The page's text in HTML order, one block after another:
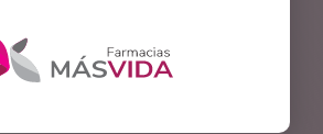
Hernández / 03564 314136